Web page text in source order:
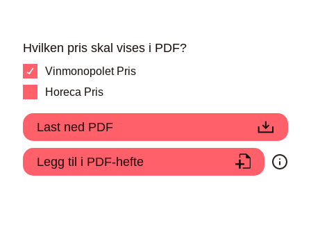
Hvilken pris skal vises i PDF?
Vinmonopolet Pris
Horeca Pris
Last ned PDF
Legg til i PDF-hefte